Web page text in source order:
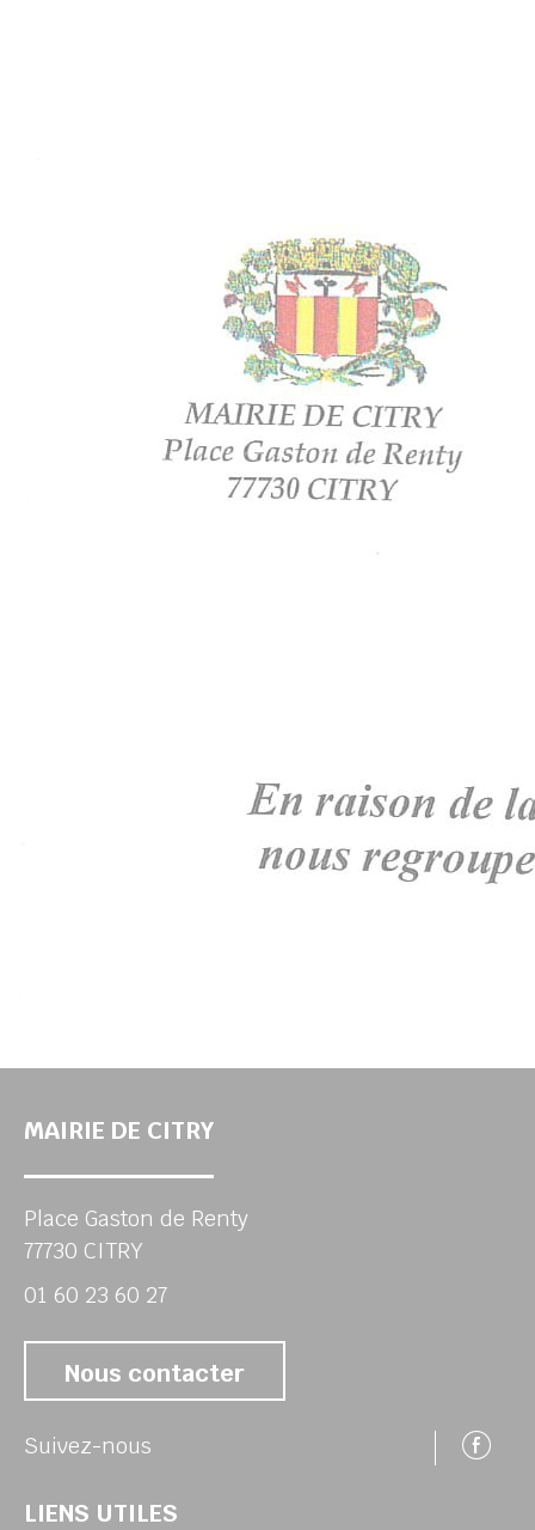
MAIRIE DE CITRY
Place Gaston de Renty
77730 CITRY
01 60 23 60 27
Nous contacter
Suivez-nous
LIENS UTILES